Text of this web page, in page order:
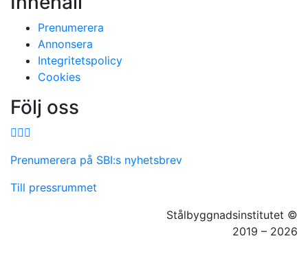
Prenumerera
Annonsera
Integritetspolicy
Cookies
Följ oss
Facebook
LinkedIn
Prenumerera på SBI:s nyhetsbrev
Till pressrummet
Stålbyggnadsinstitutet ©
2019 – 2026